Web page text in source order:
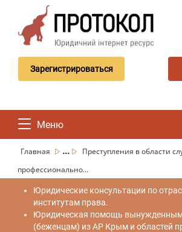
Зарегистрироваться
Меню
Главная ...
Преступления в области
профессионально...
Юридические консультации по
институтам права.
Юридическая помощь вынужденным
(беженцам) из АР Крым и областей